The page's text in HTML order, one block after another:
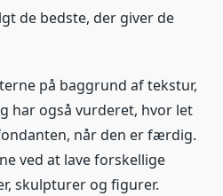
de bedste, der giver de
på baggrund af tekstur,
har også vurderet, hvor let
når den er færdig.
ved at lave forskellige
skulpturer og figurer.